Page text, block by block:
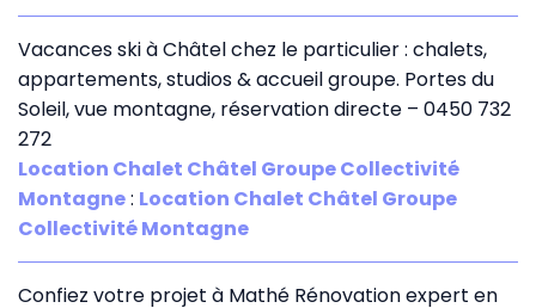
Vacances ski à Châtel chez le particulier : chalets,
appartements, studios & accueil groupe. Portes du
Soleil, vue montagne, réservation directe – 0450 732
272
Location Chalet Châtel Groupe Collectivité
Montagne: Location Chalet Châtel Groupe
Collectivité Montagne
Confiez votre projet à Mathé Rénovation expert en